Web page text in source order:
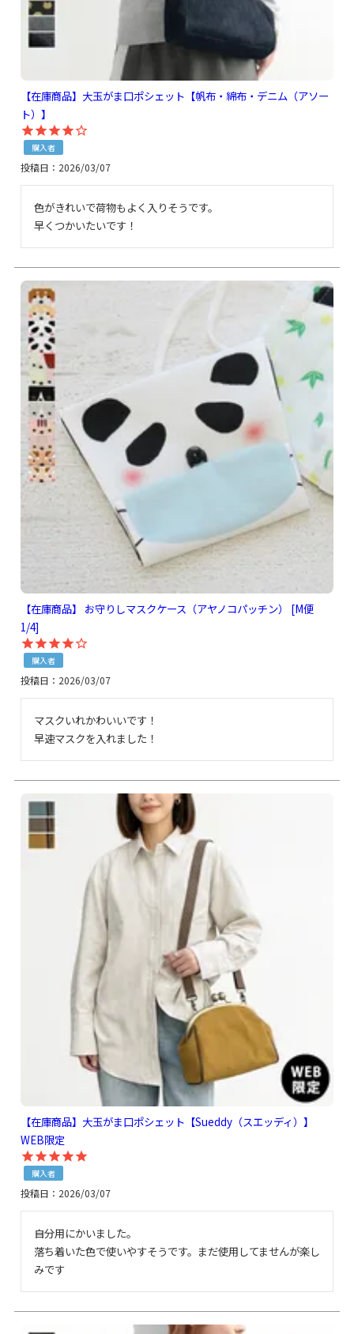
【在庫商品】大玉がま口ポシェット【帆布・綿布・デニム（アソー
ト）】
購入者
投稿日 2026/03/07
色がきれいで荷物もよく入りそうです。
早くつかいたいです！
【在庫商品】 お守りしマスクケース（アヤノコパッチン） [M便
1/4]
購入者
投稿日 2026/03/07
マスクいれかわいいです！
早速マスクを入れました！
【在庫商品】大玉がま口ポシェット【Sueddy（スエッディ）】
WEB限定
購入者
投稿日 2026/03/07
自分用にかいました。
落ち着いた色で使いやすそうです。まだ使用してませんが楽し
みです